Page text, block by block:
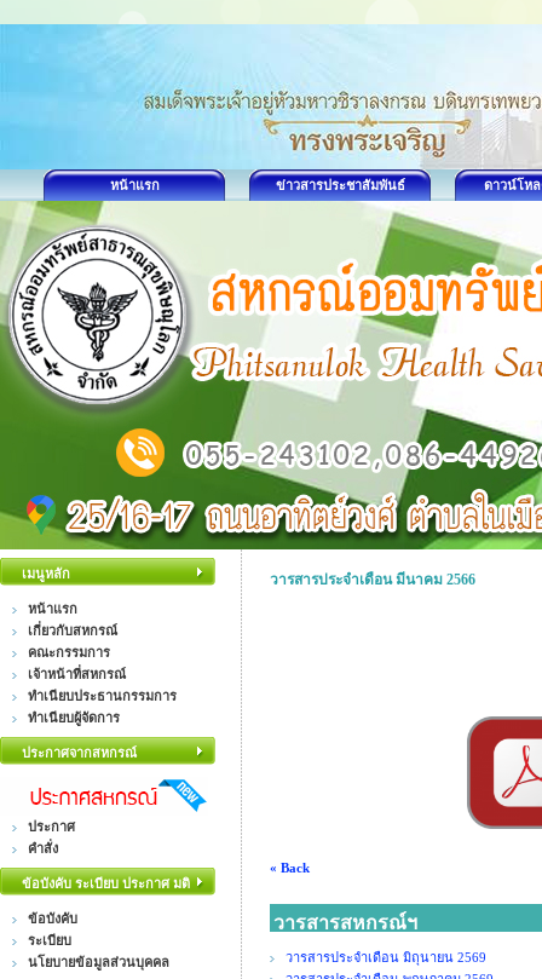
หน้าแรก ข่าวสารประชาสัมพันธ์ ดาวน์โห
เมนูหลัก
หน้าแรก
เกี่ยวกับสหกรณ์
คณะกรรมการ
เจ้าหน้าที่สหกรณ์
ทำเนียบประธานกรรมการ
ทำเนียบผู้จัดการ
ประกาศจากสหกรณ์
ประกาศ
คำสั่ง
ข้อบังคับ ระเบียบ ประกาศ มติ
ข้อบังคับ
ระเบียบ
นโยบายข้อมูลส่วนบุคคล
วารสารประจำเดือน มีนาคม 2566
« Back
วารสารสหกรณ์ฯ
วารสารประจำเดือน มิถุนายน 2569